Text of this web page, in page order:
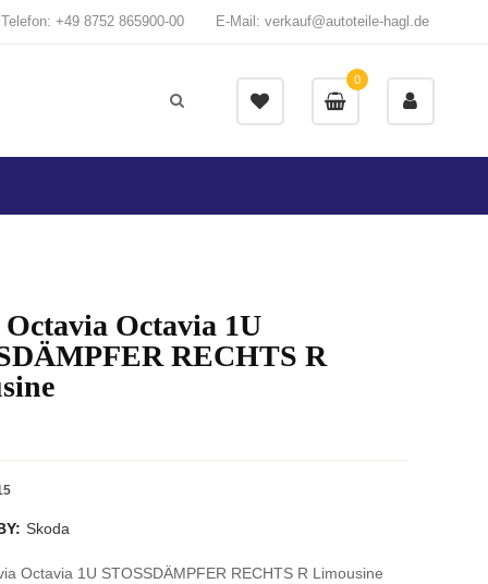
Telefon: +49 8752 865900-00 E-Mail: verkauf@autoteile-hagl.de
0
Octavia Octavia 1U
RECHTS R
Skoda
Octavia 1U STOSSDÄMPFER RECHTS R Limousine